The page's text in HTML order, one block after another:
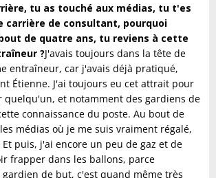
tu as touché aux médias, tu t'es
carrière de consultant, pourquoi
de quatre ans, tu reviens à cette
?J'avais toujours dans la tête de
entraîneur, car j'avais déjà pratiqué,
Étienne. J'ai toujours eu cet attrait pour
quelqu'un, et notamment des gardiens de
connaissance du poste. Au bout de
médias où je me suis vraiment régalé,
puis, j'ai encore un peu de gaz et de
frapper dans les ballons, parce
de but, c'est quand même très